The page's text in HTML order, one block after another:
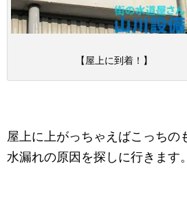
【屋上に到着！】
屋上に上がっちゃえばこっちの
水漏れの原因を探しに行きます。